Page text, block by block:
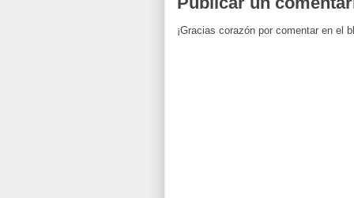
¡Gracias corazón por comentar en el